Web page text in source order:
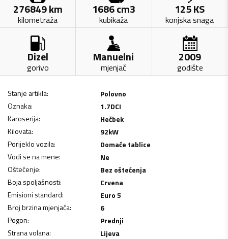
276849km
kilometraža
1686cm3
kubikaža
125KS
konjska snaga
Dizel
gorivo
Manuelni
mjenjač
2009
godište
Stanje artikla:
Polovno
Oznaka:
1.7DCI
Karoserija:
Hečbek
Kilovata: 92kW
Porijeklo vozila:
Domaće tablice
Vodi se na mene:
Ne
Oštećenje:
Bez oštećenja
Boja spoljašnosti:
Crvena
Emisioni standard:
Euro 5
Broj brzina mjenjača:
6
Pogon:
Prednji
Strana volana:
Lijeva